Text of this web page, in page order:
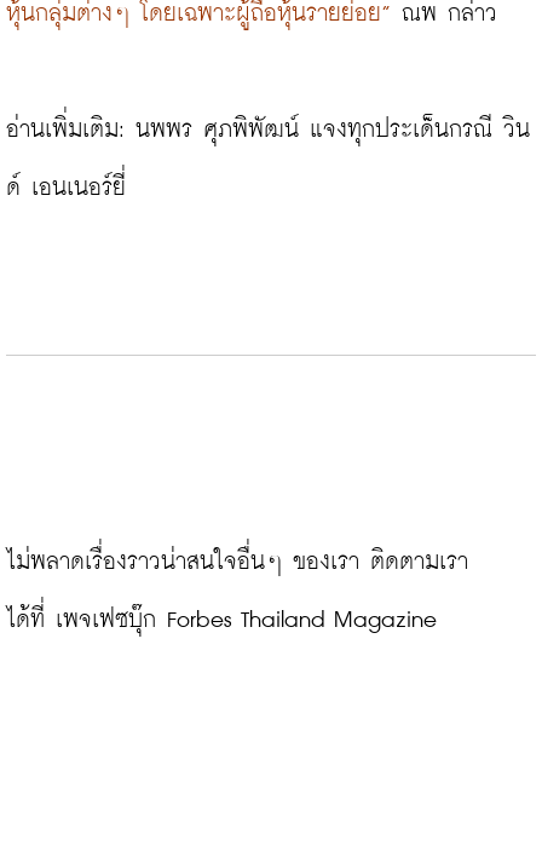
หุ้นกลุ่มต่างๆ โดยเฉพาะผู้ถือหุ้นรายย่อย” ณพ กล่าว
อ่านเพิ่มเติม: นพพร ศุภพิพัฒน์ แจงทุกประเด็นกรณี วิน
ด์ เอนเนอร์ยี่
ไม่พลาดเรื่องราวน่าสนใจอื่นๆ ของเรา ติดตามเรา
ได้ที่ เพจเฟซบุ๊ก Forbes Thailand Magazine